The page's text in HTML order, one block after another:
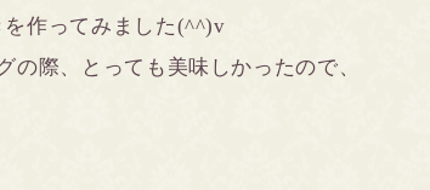
作ってみました(^^)v
際、とっても美味しかったので、